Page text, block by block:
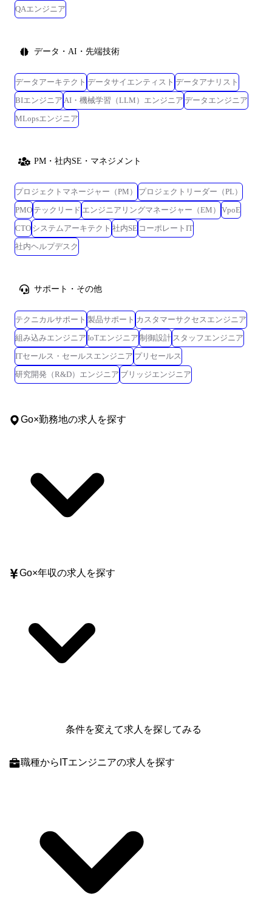
QAエンジニア
データ・AI・先端技術
データアーキテクト データサイエンティスト データアナリスト
BIエンジニア AI・機械学習（LLM）エンジニア データエンジニア
MLopsエンジニア
PM・社内SE・マネジメント
プロジェクトマネージャー（PM）
プロジェクトリーダー（PL）
PMO テックリード エンジニアリングマネージャー（EM）
VpoE
CTO システムアーキテクト 社内SE コーポレートIT
社内ヘルプデスク
サポート・その他
テクニカルサポート 製品サポート カスタマーサクセスエンジニア
組み込みエンジニア IoTエンジニア 制御設計 スタッフエンジニア
ITセールス・セールスエンジニア プリセールス
研究開発（R&D）エンジニア ブリッジエンジニア
Go×勤務地の求人を探す
Go×年収の求人を探す
条件を変えて求人を探してみる
職種からITエンジニアの求人を探す